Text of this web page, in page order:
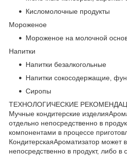
Кисломолочные продукты
Мороженое
Мороженое на молочной
Напитки
Напитки безалкогольные
Напитки сокосодержащие,
Сиропы
ТЕХНОЛОГИЧЕСКИЕ
Мучные кондитерские
отдельно непосредственно в
компонентами в процессе
КондитерскаяАроматизатор может
непосредственно в продукт, либо в